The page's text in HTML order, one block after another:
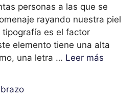
personas a las que se
rayando nuestra piel
tipografía es el factor
elemento tiene una alta
una letra … Leer más